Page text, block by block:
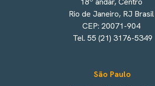
Rio de Janeiro, RJ Brasil
CEP: 20071-904
Tel. 55 (21) 3176-5349
São Paulo